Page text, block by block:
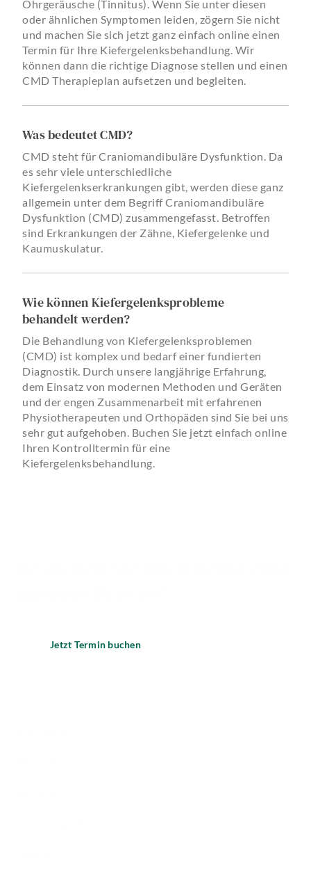
Ohrgeräusche (Tinnitus). Wenn Sie unter diesen
oder ähnlichen Symptomen leiden, zögern Sie nicht
und machen Sie sich jetzt ganz einfach online einen
Termin für Ihre Kiefergelenksbehandlung. Wir
können dann die richtige Diagnose stellen und einen
CMD Therapieplan aufsetzen und begleiten.
Was bedeutet CMD?
CMD steht für Craniomandibuläre Dysfunktion. Da
es sehr viele unterschiedliche
Kiefergelenkserkrankungen gibt, werden diese ganz
allgemein unter dem Begriff Craniomandibuläre
Dysfunktion (CMD) zusammengefasst. Betroffen
sind Erkrankungen der Zähne, Kiefergelenke und
Kaumuskulatur.
Wie können Kiefergelenksprobleme
behandelt werden?
Die Behandlung von Kiefergelenksproblemen
(CMD) ist komplex und bedarf einer fundierten
Diagnostik. Durch unsere langjährige Erfahrung,
dem Einsatz von modernen Methoden und Geräten
und der engen Zusammenarbeit mit erfahrenen
Physiotherapeuten und Orthopäden sind Sie bei uns
sehr gut aufgehoben. Buchen Sie jetzt einfach online
Ihren Kontrolltermin für eine
Kiefergelenksbehandlung.
Jetzt Termin buchen